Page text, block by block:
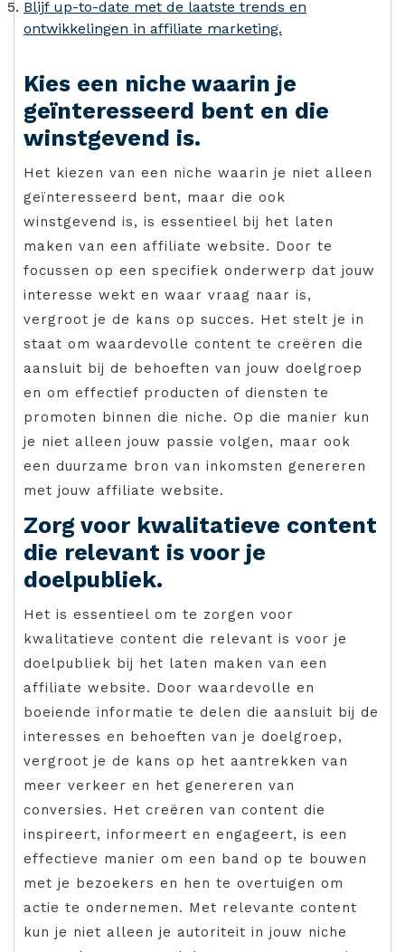
Blijf up-to-date met de laatste trends en
ontwikkelingen in affiliate marketing.
Kies een niche waarin je
geïnteresseerd bent en die
winstgevend is.
Het kiezen van een niche waarin je niet alleen
geïnteresseerd bent, maar die ook
winstgevend is, is essentieel bij het laten
maken van een affiliate website. Door te
focussen op een specifiek onderwerp dat jouw
interesse wekt en waar vraag naar is,
vergroot je de kans op succes. Het stelt je in
staat om waardevolle content te creëren die
aansluit bij de behoeften van jouw doelgroep
en om effectief producten of diensten te
promoten binnen die niche. Op die manier kun
je niet alleen jouw passie volgen, maar ook
een duurzame bron van inkomsten genereren
met jouw affiliate website.
Zorg voor kwalitatieve content
die relevant is voor je
doelpubliek.
Het is essentieel om te zorgen voor
kwalitatieve content die relevant is voor je
doelpubliek bij het laten maken van een
affiliate website. Door waardevolle en
boeiende informatie te delen die aansluit bij de
interesses en behoeften van je doelgroep,
vergroot je de kans op het aantrekken van
meer verkeer en het genereren van
conversies. Het creëren van content die
inspireert, informeert en engageert, is een
effectieve manier om een band op te bouwen
met je bezoekers en hen te overtuigen om
actie te ondernemen. Met relevante content
kun je niet alleen je autoriteit in jouw niche